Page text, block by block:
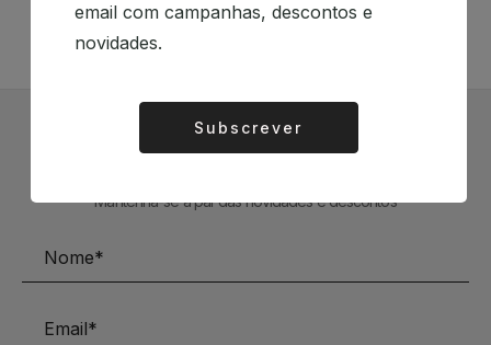
Subscrever Newsletter
Mantenha-se a par das novidades e descontos
email com campanhas, descontos e
novidades.
Subscrever